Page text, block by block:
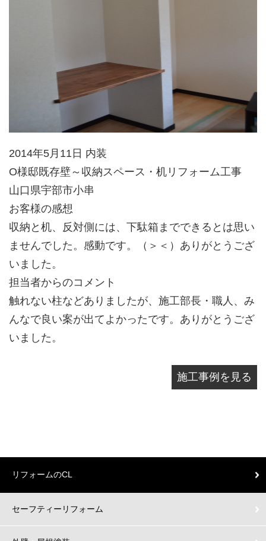
2014年5月11日 内装
O様邸既存壁～収納スペース・机リフォーム工事
山口県宇部市小串
お客様の感想
収納と机、反対側には、下駄箱までできるとは思い
ませんでした。感動です。（＞＜）ありがとうござ
いました。
担当者からのコメント
触れない柱などありましたが、施工部長・職人、み
んなで良い案が出てよかったです。ありがとうござ
いました。
施工事例を見る
リフォームのCL
セーフティーリフォーム